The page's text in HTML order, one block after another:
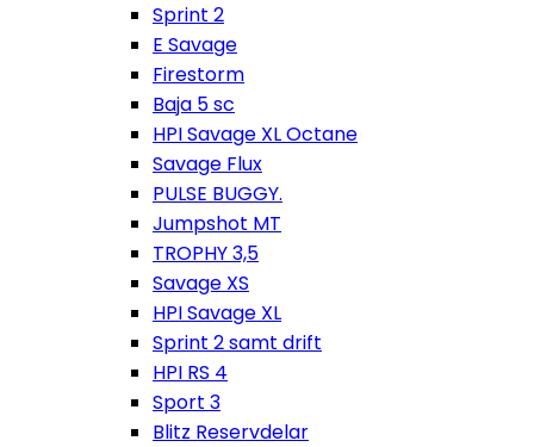
Sprint 2
E Savage
Firestorm
Baja 5 sc
HPI Savage XL Octane
Savage Flux
PULSE BUGGY.
Jumpshot MT
TROPHY 3,5
Savage XS
HPI Savage XL
Sprint 2 samt drift
HPI RS 4
Sport 3
Blitz Reservdelar